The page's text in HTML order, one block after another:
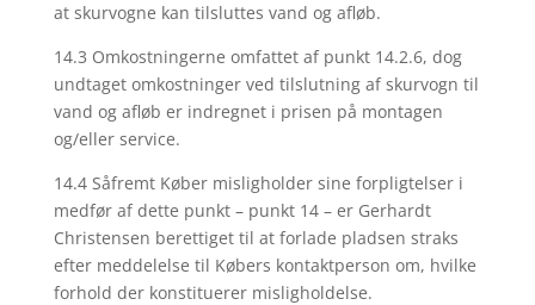
at skurvogne kan tilsluttes vand og afløb.
14.3 Omkostningerne omfattet af punkt 14.2.6, dog
undtaget omkostninger ved tilslutning af skurvogn til
vand og afløb er indregnet i prisen på montagen
og/eller service.
14.4 Såfremt Køber misligholder sine forpligtelser i
medfør af dette punkt – punkt 14 – er Gerhardt
Christensen berettiget til at forlade pladsen straks
efter meddelelse til Købers kontaktperson om, hvilke
forhold der konstituerer misligholdelse.